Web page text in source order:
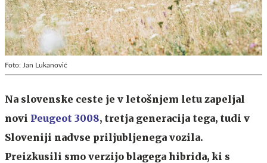
Foto: Jan Lukanović
Na slovenske ceste je v letošnjem letu zapeljal
novi Peugeot 3008, tretja generacija tega, tudi v
Sloveniji nadvse priljubljenega vozila.
Preizkusili smo verzijo blagega hibrida, ki s